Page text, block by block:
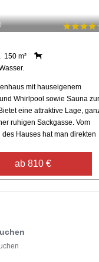
150 m²
mit hauseigenem
Whirlpool sowie Sauna zur
eine attraktive Lage,
ruhigen Sackgasse. Vom
des Hauses hat man direkten
ab 810 €